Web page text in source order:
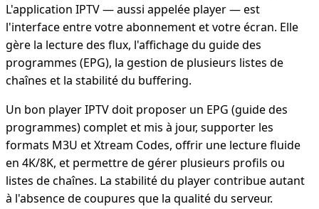
L'application IPTV — aussi appelée player — est
l'interface entre votre abonnement et votre écran. Elle
gère la lecture des flux, l'affichage du guide des
programmes (EPG), la gestion de plusieurs listes de
chaînes et la stabilité du buffering.
Un bon player IPTV doit proposer un EPG (guide des
programmes) complet et mis à jour, supporter les
formats M3U et Xtream Codes, offrir une lecture fluide
en 4K/8K, et permettre de gérer plusieurs profils ou
listes de chaînes. La stabilité du player contribue autant
à l'absence de coupures que la qualité du serveur.